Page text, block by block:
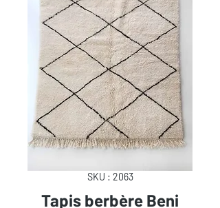
SKU : 2063
Tapis berbère Beni